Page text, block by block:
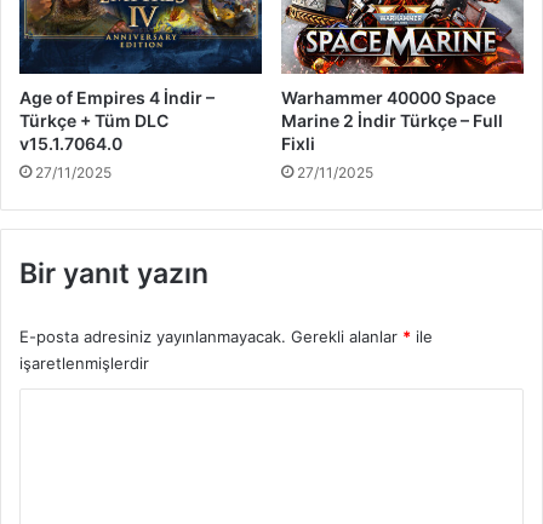
Age of Empires 4 İndir –
Türkçe + Tüm DLC
v15.1.7064.0
27/11/2025
Warhammer 40000 Space
Marine 2 İndir Türkçe – Full
Fixli
27/11/2025
Bir yanıt yazın
E-posta adresiniz yayınlanmayacak. Gerekli alanlar * ile
işaretlenmişlerdir